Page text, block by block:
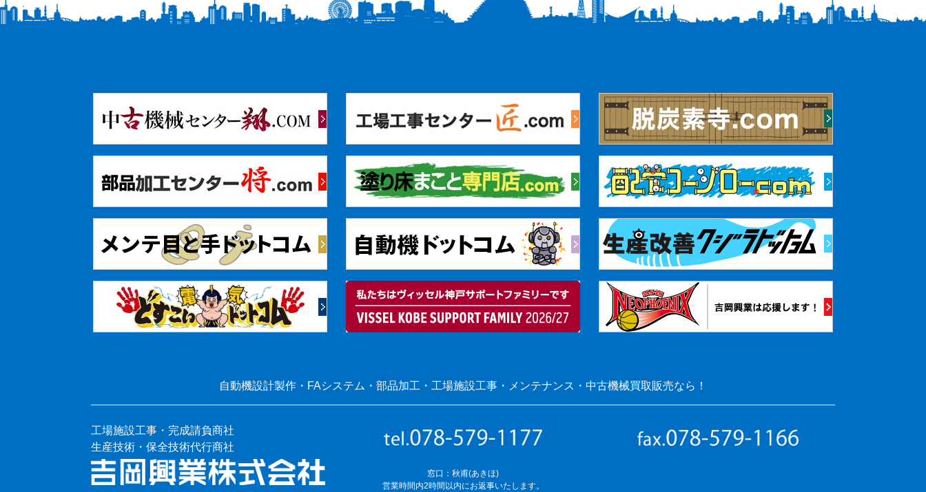
自動機設計製作・FAシステム・部品加工・工場施設工事・メンテナンス・中古機械買取販売なら！
工場施設工事・完成請負商社
生産技術・保全技術代行商社
窓口：秋甫(あきほ)
営業時間内2時間以内にお返事いたします。